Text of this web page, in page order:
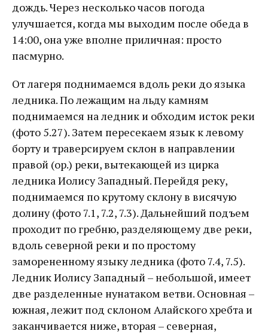
дождь. Через несколько часов погода
улучшается, когда мы выходим после обеда в
14:00, она уже вполне приличная: просто
пасмурно.
От лагеря поднимаемся вдоль реки до языка
ледника. По лежащим на льду камням
поднимаемся на ледник и обходим исток реки
(фото 5.27). Затем пересекаем язык к левому
борту и траверсируем склон в направлении
правой (ор.) реки, вытекающей из цирка
ледника Иолису Западный. Перейдя реку,
поднимаемся по крутому склону в висячую
долину (фото 7.1, 7.2, 7.3). Дальнейший подъем
проходит по гребню, разделяющему две реки,
вдоль северной реки и по простому
заморененному языку ледника (фото 7.4, 7.5).
Ледник Иолису Западный – небольшой, имеет
две разделенные нунатаком ветви. Основная –
южная, лежит под склоном Алайского хребта и
заканчивается ниже, вторая – северная,